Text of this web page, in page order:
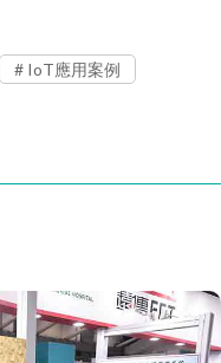
IoT應用案例